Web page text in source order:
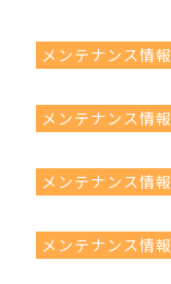
メンテナンス情報
メンテナンス情報
メンテナンス情報
メンテナンス情報